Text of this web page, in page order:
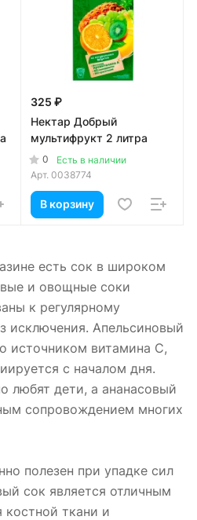
325 ₽
Нектар Добрый
мультифрукт 2 литра
0
Есть в наличии
Арт. 0038774
В корзину
есть сок в широком
и овощные соки
к регулярному
исключения. Апельсиновый
источником витамина С,
с началом дня.
любят дети, а ананасовый
сопровождением многих
полезен при упадке сил
сок является отличным
костной ткани и